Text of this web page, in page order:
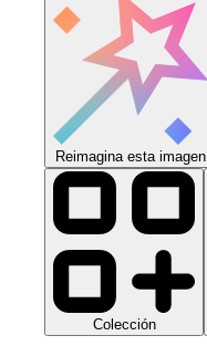
Reimagina esta imagen
Colección